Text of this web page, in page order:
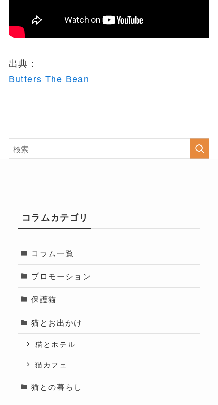
出典：
Butters The Bean
コラムカテゴリ
コラム一覧
プロモーション
保護猫
猫とお出かけ
猫とホテル
猫カフェ
猫との暮らし